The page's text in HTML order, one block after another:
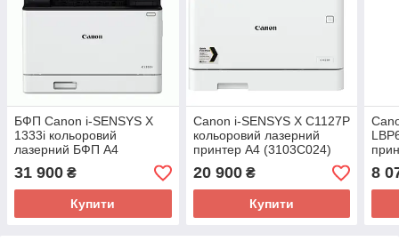
БФП Canon i-SENSYS X
1333i кольоровий
лазерний БФП А4
(5455C002AA)
31 900 ₴
Купити
Canon i-SENSYS X C1127P
кольоровий лазерний
принтер A4 (3103C024)
20 900₴
Купити
8